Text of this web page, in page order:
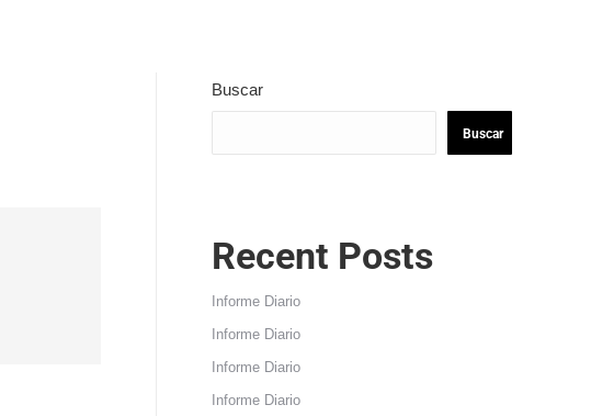
Buscar
Buscar
Recent Posts
Informe Diario
Informe Diario
Informe Diario
Informe Diario